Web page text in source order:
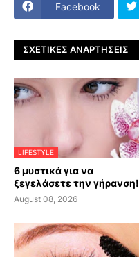
Facebook
ΣΧΕΤΙΚΈΣ ΑΝΑΡΤΉΣΕΙΣ
LIFESTYLE
6 μυστικά για να
ξεγελάσετε την γήρανση!
August 08, 2026